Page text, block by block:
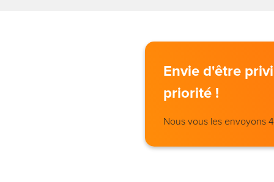
Envie d'être
priorité !
Nous vous les envoyons